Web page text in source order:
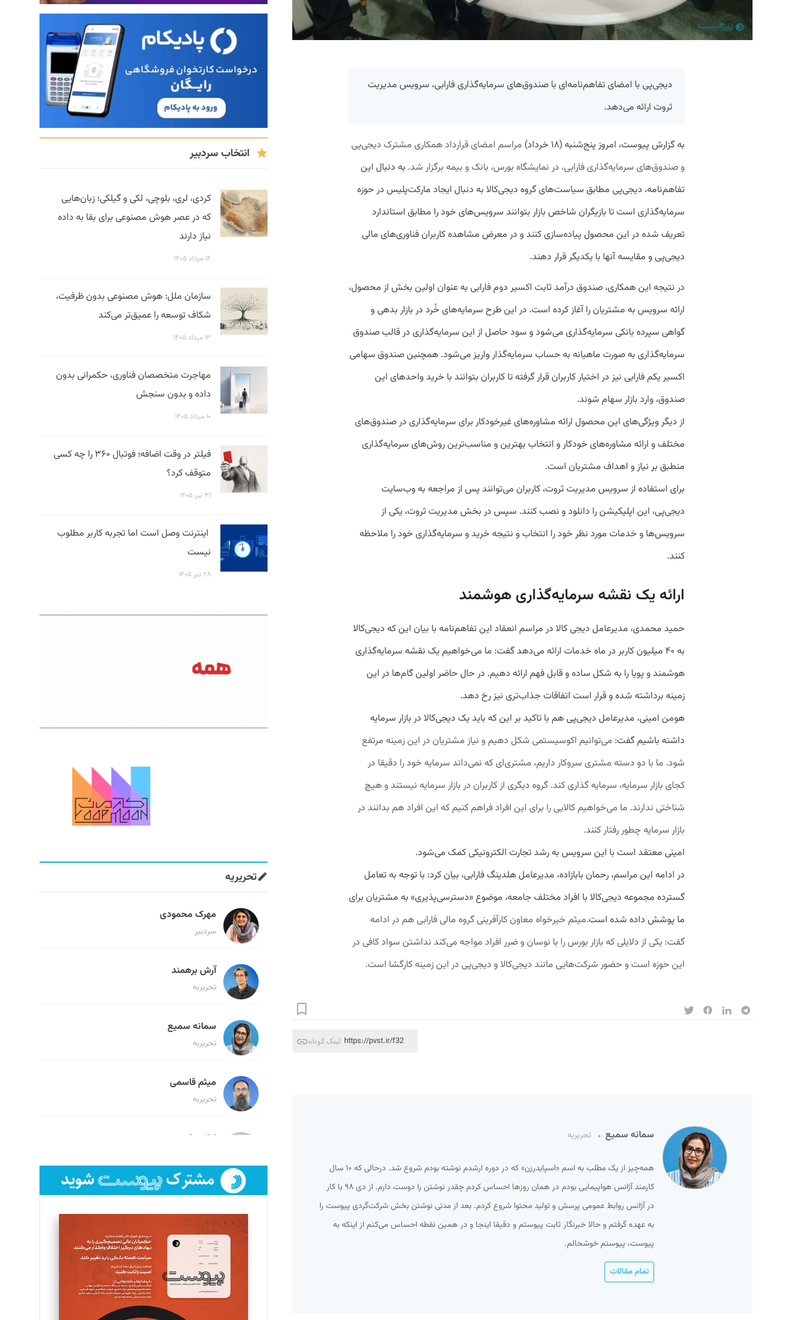
دیجی‌پی با امضای تفاهم‌نامه‌ای با صندوق‌های سرمایه‌گذاری فارابی، سرویس مدیریت
ثروت ارائه می‌دهد.
به گزارش پیوست، امروز پنج‌شنبه (۱۸ خرداد)
مراسم امضای قرارداد همکاری مشترک دیجی‌پی
و صندوق‌های سرمایه‌گذاری فارابی، در نمایشگاه بورس، بانک و بیمه برگزار شد. به دنبال این
تفاهم‌نامه، دیجی‌پی مطابق سیاست‌های گروه دیجی‌کالا به دنبال ایجاد مارکت‌پلیس در حوزه
سرمایه‌گذاری‌ است تا بازیگران شاخص بازار بتوانند سرویس‌های خود را مطابق استاندارد
تعریف شده در این محصول پیاده‌سازی کنند و در معرض مشاهده‌ کاربران فناوری‌های مالی
دیجی‌پی و مقایسه آنها با یکدیگر قرار دهند.
در نتیجه این همکاری، صندوق درآمد ثابت اکسیر دوم فارابی به عنوان اولین بخش از محصول،
ارائه سرویس به مشتریان را آغاز کرده است. در این طرح سرمایه‌های خُرد در بازار بدهی و
گواهی سپرده بانکی سرمایه‌گذاری می‌‌شود و سود حاصل از این سرمایه‌گذاری در قالب صندوق
سرمایه‌گذاری به صورت ماهیانه به حساب سرمایه‌گذار واریز می‌‌شود. همچنین صندوق سهامی
اکسیر یکم فارابی نیز در اختیار کاربران قرار گرفته تا کاربران بتوانند با خرید واحدهای این
صندوق، وارد بازار سهام شوند.
از دیگر ویژگی‌های این محصول ارائه مشاوره‌های غیرخودکار برای سرمایه‌گذاری در صندوق‌های
مختلف و ارائه مشاوره‌های خودکار و انتخاب بهترین و مناسب‌ترین روش‌های سرمایه‌گذاری
منطبق بر نیاز و اهداف مشتریان است.
برای استفاده از سرویس مدیریت ثروت، کاربران می‌توانند پس از مراجعه به وب‌سایت
دیجی‌پی، این اپلیکیشن را دانلود و نصب کنند. سپس در بخش مدیریت ثروت، یکی از
سرویس‌ها و خدمات مورد نظر خود را انتخاب و نتیجه خرید و سرمایه‌گذاری خود را ملاحظه
کنند.
ارائه یک نقشه سرمایه‌گذاری هوشمند
حمید محمدی، مدیرعامل دیجی کالا در مراسم انعقاد این تفاهم‌نامه با بیان این که دیجی‌کالا
به ۴۰ میلیون کاربر در ماه خدمات ارائه می‌دهد گفت: ما می‌خواهیم یک نقشه سرمایه‌گذاری
هوشمند و پویا را به شکل ساده و قابل فهم ارائه دهیم. در حال حاضر اولین گام‌ها در این
زمینه برداشته شده و قرار است اتفاقات جذاب‌تری نیز رخ دهد.
هومن امینی، مدیرعامل دیجی‌پی هم با تاکید بر این که باید یک دیجی‌کالا در بازار سرمایه
داشته باشیم گفت: می‌توانیم اکوسیستمی شکل دهیم و نیاز مشتریان در این زمینه مرتفع
شود. ما با دو دسته مشتری سروکار داریم، مشتری‌ای که نمی‌داند سرمایه خود را دقیقا در
کجای بازار سرمایه، سرمایه گذاری کند. گروه دیگری از کاربران در بازار سرمایه نیستند و هیچ
شناختی ندارند. ما می‌خواهیم کالایی را برای این افراد فراهم کنیم که این افراد هم بدانند در
بازار سرمایه چطور رفتار کنند.
امینی معتقد است با این سرویس به رشد تجارت الکترونیکی کمک می‌شود.
در ادامه این مراسم، رحمان بابازاده، مدیرعامل هلدینگ فارابی، بیان کرد: با توجه به تعامل
گسترده مجموعه دیجی‌کالا با افراد مختلف جامعه، موضوع «دسترسی‌پذیری» به مشتریان برای
ما پوشش داده شده است.میثم خیرخواه معاون کارآفرینی گروه مالی فارابی هم در ادامه
گفت: یکی از دلایلی که بازار بورس را با نوسان و ضرر افراد مواجه می‌کند نداشتن سواد کافی در
این حوزه است و حضور شرکت‌هایی مانند دیجی‌کالا و دیجی‌پی در این زمینه کارگشا است.
لینک کوتاه https://pvst.ir/f32
سمانه سمیع تحریریه
همه‌چیز از یک مطلب به اسم «اسپایدرزن» که در دوره ارشدم نوشته بودم شروع شد. درحالی که ۱۰ سال
کارمند آژانس هواپیمایی بودم در همان روزها احساس کردم چقدر نوشتن را دوست دارم. از دی ۹۸ با کار
در آژانس روابط عمومی پرسش و تولید محتوا شروع کردم. بعد از مدتی نوشتن بخش شرکت‌گردی پیوست را
به عهده گرفتم و حالا خبرنگار ثابت پیوستم و دقیقا اینجا و در همین نقطه احساس می‌کنم از اینکه به
پیوست، پیوستم خوشحالم.
تمام مقالات
انتخاب سردبیر
کردی، لری، بلوچی، لکی و گیلکی؛ زبان‌هایی
که در عصر هوش مصنوعی برای بقا به داده
نیاز دارند
۱۴ مرداد ۱۴۰۵
سازمان ملل: هوش مصنوعی بدون ظرفیت،
شکاف توسعه را عمیق‌تر می‌کند
۱۳ مرداد ۱۴۰۵
مهاجرت متخصصان فناوری، حکمرانی بدون
داده و بدون سنجش
۱۰ مرداد ۱۴۰۵
فیلتر در وقت اضافه؛ فوتبال ۳۶۰ را چه کسی
متوقف کرد؟
۳۱ تیر ۱۴۰۵
اینترنت وصل است اما تجربه کاربر مطلوب
نیست
۲۸ تیر ۱۴۰۵
تحریریه
مهرک محمودی
سردبیر
آرش برهمند
تحریریه
سمانه سمیع
تحریریه
میثم قاسمی
تحریریه
لیلا حنارود
فائزه فتحی رستمی
تحریریه
سروش کرمیان
تحریریه
مینا پاکدل